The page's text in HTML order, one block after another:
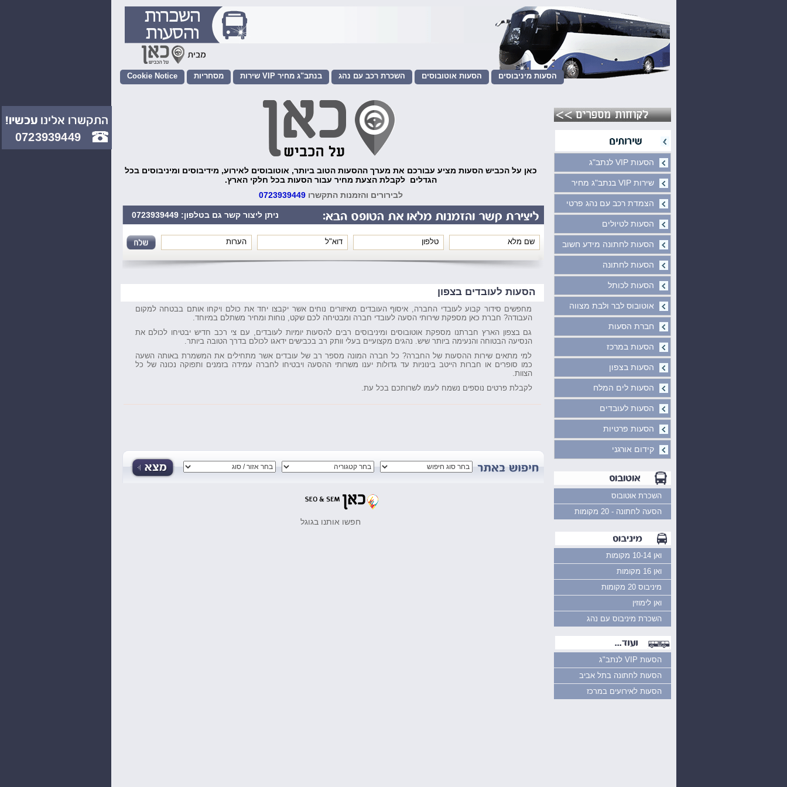
0723939449
Cookie Notice מסחריות שירות VIP בנתב"ג מחיר השכרת רכב עם נהג הסעות אוטובוסים
הסעות מיניבוסים
כאן על הכביש הסעות מציע עבורכם את מערך ההסעות הטוב ביותר, אוטובוסים לאירוע, מידיבוסים ומיניבוסים בכל
הגדלים לקבלת הצעת מחיר עבור הסעות בכל חלקי הארץ.
לבירורים והזמנות התקשרו0723939449
ניתן ליצור קשר גם בטלפון:0723939449
*
*
*
*
הסעות לעובדים בצפון
מחפשים סידור קבוע לעובדי החברה, איסוף העובדים מאיזורים נוחים אשר יקבצו יחד את כולם ויקחו אותם בבטחה למקום
העבודה? חברת כאן מספקת שירותי הסעה לעובדי חברה ומבטיחה לכם שקט, נוחות ומחיר משתלם במיוחד.
גם בצפון הארץ חברתנו מספקת אוטובוסים ומיניבוסים רבים להסעות יומיות לעובדים, עם צי רכב חדיש יבטיחו לכולם את
הנסיעה הבטוחה והנעימה ביותר שיש. נהגים מקצועיים בעלי וותק רב בכבישים ידאגו לכולם בדרך הטובה ביותר.
למי מתאים שירות ההסעות של החברה? כל חברה המונה מספר רב של עובדים אשר מתחילים את המשמרת באותה השעה
כמו סופרים או חברות הייטב בינוניות עד גדולות יענו משרותי ההסעה ויבטיחו לחברה עמידה בזמנים ותפוקה נכונה של כל
הצוות.
לקבלת פרטים נוספים נשמח לעמו לשרותכם בכל עת.
חפשו אותנו בגוגל
הסעות VIP לנתב"ג
שירות VIP בנתב"ג מחיר
הצמדת רכב עם נהג פרטי
הסעות לטיולים
הסעות לחתונה מידע חשוב
הסעות לחתונה
הסעות לכותל
אוטובוס לבר ולבת מצווה
חברת הסעות
הסעות במרכז
הסעות בצפון
הסעות לים המלח
הסעות לעובדים
הסעות פרטיות
קידום אורגני
השכרת אוטובוס
הסעה לחתונה - 20 מקומות
ואן 10-14 מקומות
ואן 16 מקומות
מיניבוס 20 מקומות
ואן לימוזין
השכרת מיניבוס עם נהג
הסעות VIP לנתב"ג
הסעות לחתונה בתל אביב
הסעות לאירועים במרכז